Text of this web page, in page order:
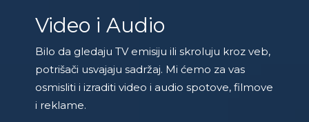
Video i Audio
Bilo da gledaju TV emisiju ili skroluju kroz veb,
potrišači usvajaju sadržaj. Mi ćemo za vas
osmisliti i izraditi video i audio spotove, filmove
i reklame.